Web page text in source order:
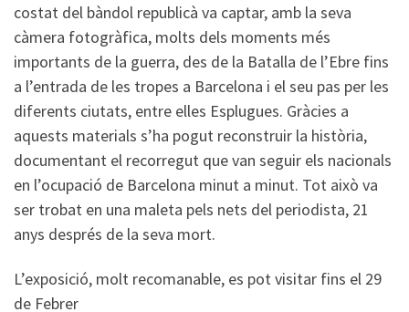
costat del bàndol republicà va captar, amb la seva
càmera fotogràfica, molts dels moments més
importants de la guerra, des de la Batalla de l’Ebre fins
a l’entrada de les tropes a Barcelona i el seu pas per les
diferents ciutats, entre elles Esplugues. Gràcies a
aquests materials s’ha pogut reconstruir la història,
documentant el recorregut que van seguir els nacionals
en l’ocupació de Barcelona minut a minut. Tot això va
ser trobat en una maleta pels nets del periodista, 21
anys després de la seva mort.
L’exposició, molt recomanable, es pot visitar fins el 29
de Febrer